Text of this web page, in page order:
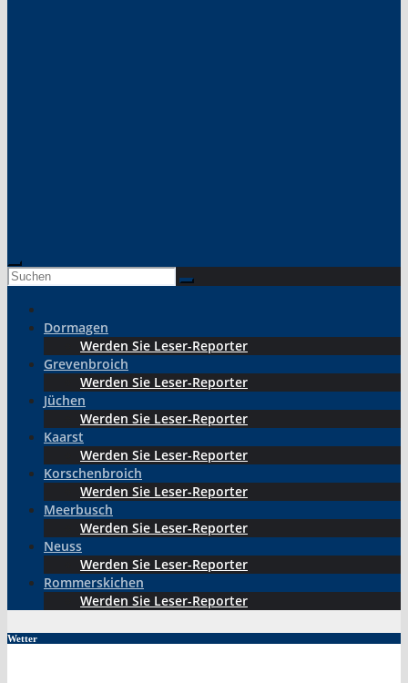
Dormagen
Werden Sie Leser-Reporter
Grevenbroich
Werden Sie Leser-Reporter
Jüchen
Werden Sie Leser-Reporter
Kaarst
Werden Sie Leser-Reporter
Korschenbroich
Werden Sie Leser-Reporter
Meerbusch
Werden Sie Leser-Reporter
Neuss
Werden Sie Leser-Reporter
Rommerskichen
Werden Sie Leser-Reporter
Wetter